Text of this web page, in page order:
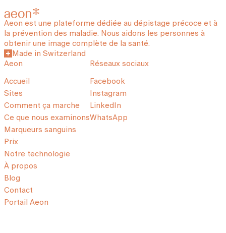
Aeon est une plateforme dédiée au dépistage précoce et à
la prévention des maladie. Nous aidons les personnes à
obtenir une image complète de la santé.
Made in Switzerland
Aeon
Accueil
Sites
Comment ça marche
Ce que nous examinons
Marqueurs sanguins
Prix
Notre technologie
À propos
Blog
Contact
Portail Aeon
Réseaux sociaux
Facebook
Instagram
LinkedIn
WhatsApp